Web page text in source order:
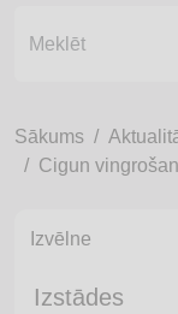
Sākums
Cigun
Izvēlne
Izstādes